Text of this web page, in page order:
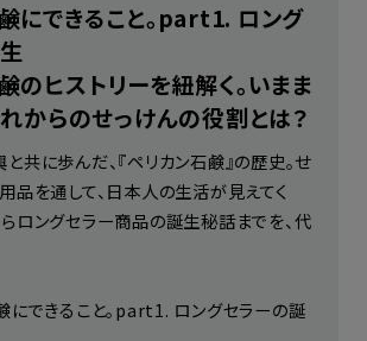
にできること。part1. ロング
のヒストリーを紐解く。いまま
れからのせっけんの役割とは？
共に歩んだ、『ペリカン石鹸』の歴史。せ
品を通して、日本人の生活が見えてく
ロングセラー商品の誕生秘話までを、代
にできること。part1. ロングセラーの誕